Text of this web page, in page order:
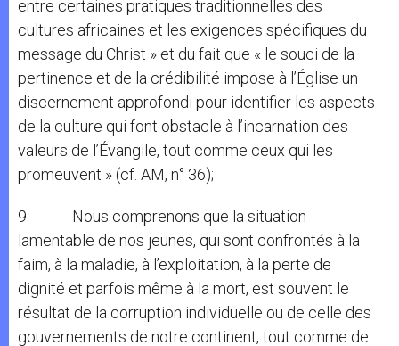
entre certaines pratiques traditionnelles des
cultures africaines et les exigences spécifiques du
message du Christ » et du fait que « le souci de la
pertinence et de la crédibilité impose à l’Église un
discernement approfondi pour identifier les aspects
de la culture qui font obstacle à l’incarnation des
valeurs de l’Évangile, tout comme ceux qui les
promeuvent » (cf. AM, n° 36);
9. Nous comprenons que la situation
lamentable de nos jeunes, qui sont confrontés à la
faim, à la maladie, à l’exploitation, à la perte de
dignité et parfois même à la mort, est souvent le
résultat de la corruption individuelle ou de celle des
gouvernements de notre continent, tout comme de